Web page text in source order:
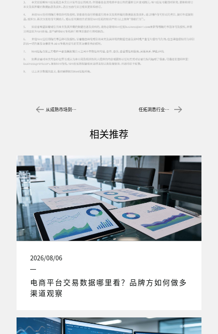
从成熟市场到新兴市场：中国出海企业如何利用数据分析加速增长？ 任拓洞悉行业大盘数据分析，把握行业新趋势与增长机遇
相关推荐
2026/08/06
电商平台交易数据哪里看？品牌方如何做多
渠道观察